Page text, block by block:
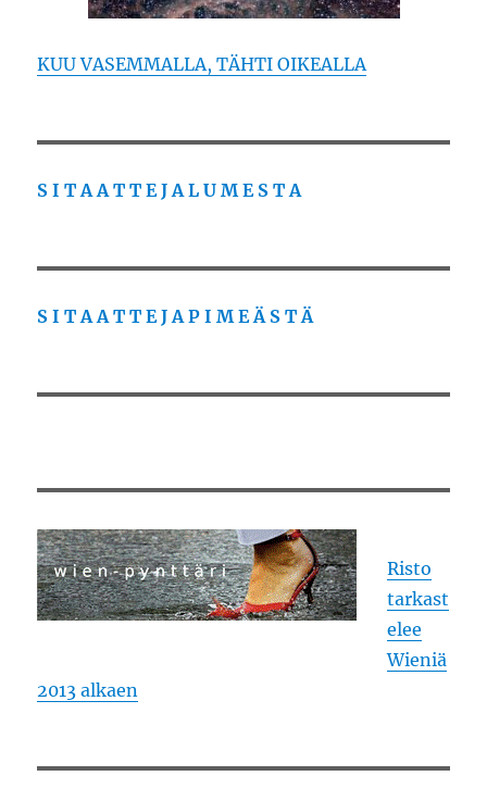
KUU VASEMMALLA, TÄHTI OIKEALLA
S I T A A T T E J A L U M E S T A
S I T A A T T E J A P I M E Ä S T Ä
Risto
tarkast
elee
Wieniä
2013 alkaen